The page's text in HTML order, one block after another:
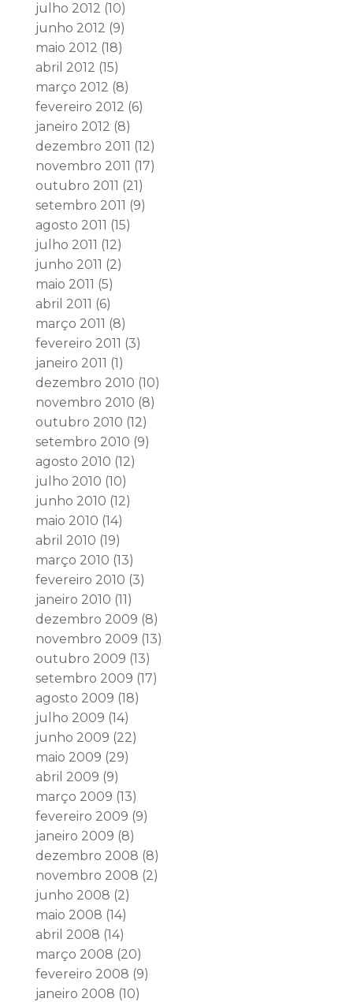
julho 2012 (10)
junho 2012 (9)
maio 2012 (18)
abril 2012 (15)
março 2012 (8)
fevereiro 2012 (6)
janeiro 2012 (8)
dezembro 2011 (12)
novembro 2011 (17)
outubro 2011 (21)
setembro 2011 (9)
agosto 2011 (15)
julho 2011 (12)
junho 2011 (2)
maio 2011 (5)
abril 2011 (6)
março 2011 (8)
fevereiro 2011 (3)
janeiro 2011 (1)
dezembro 2010 (10)
novembro 2010 (8)
outubro 2010 (12)
setembro 2010 (9)
agosto 2010 (12)
julho 2010 (10)
junho 2010 (12)
maio 2010 (14)
abril 2010 (19)
março 2010 (13)
fevereiro 2010 (3)
janeiro 2010 (11)
dezembro 2009 (8)
novembro 2009 (13)
outubro 2009 (13)
setembro 2009 (17)
agosto 2009 (18)
julho 2009 (14)
junho 2009 (22)
maio 2009 (29)
abril 2009 (9)
março 2009 (13)
fevereiro 2009 (9)
janeiro 2009 (8)
dezembro 2008 (8)
novembro 2008 (2)
junho 2008 (2)
maio 2008 (14)
abril 2008 (14)
março 2008 (20)
fevereiro 2008 (9)
janeiro 2008 (10)